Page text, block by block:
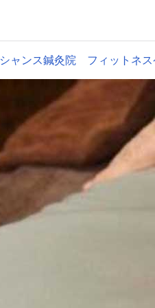
シャンス鍼灸院 フィットネス